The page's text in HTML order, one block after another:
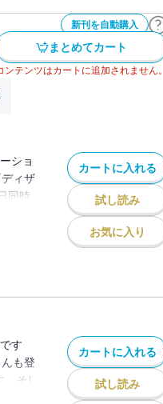
新刊を自動購入
まとめてカート
テンツはカートに追加されません。
ショ
ィザ
同時
ーを
境によ
カートに入れる
試し読み
お気に入り
す
も登
そし
ーウ
カートに入れる
試し読み